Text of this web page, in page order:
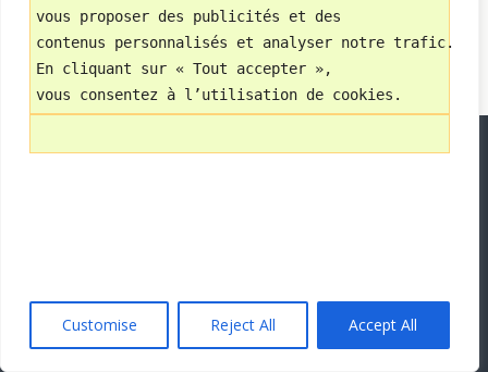
vous proposer des publicités et des
contenus personnalisés et analyser notre trafic.
En cliquant sur « Tout accepter »,
vous consentez à l’utilisation de cookies.
Customise Reject All Accept All